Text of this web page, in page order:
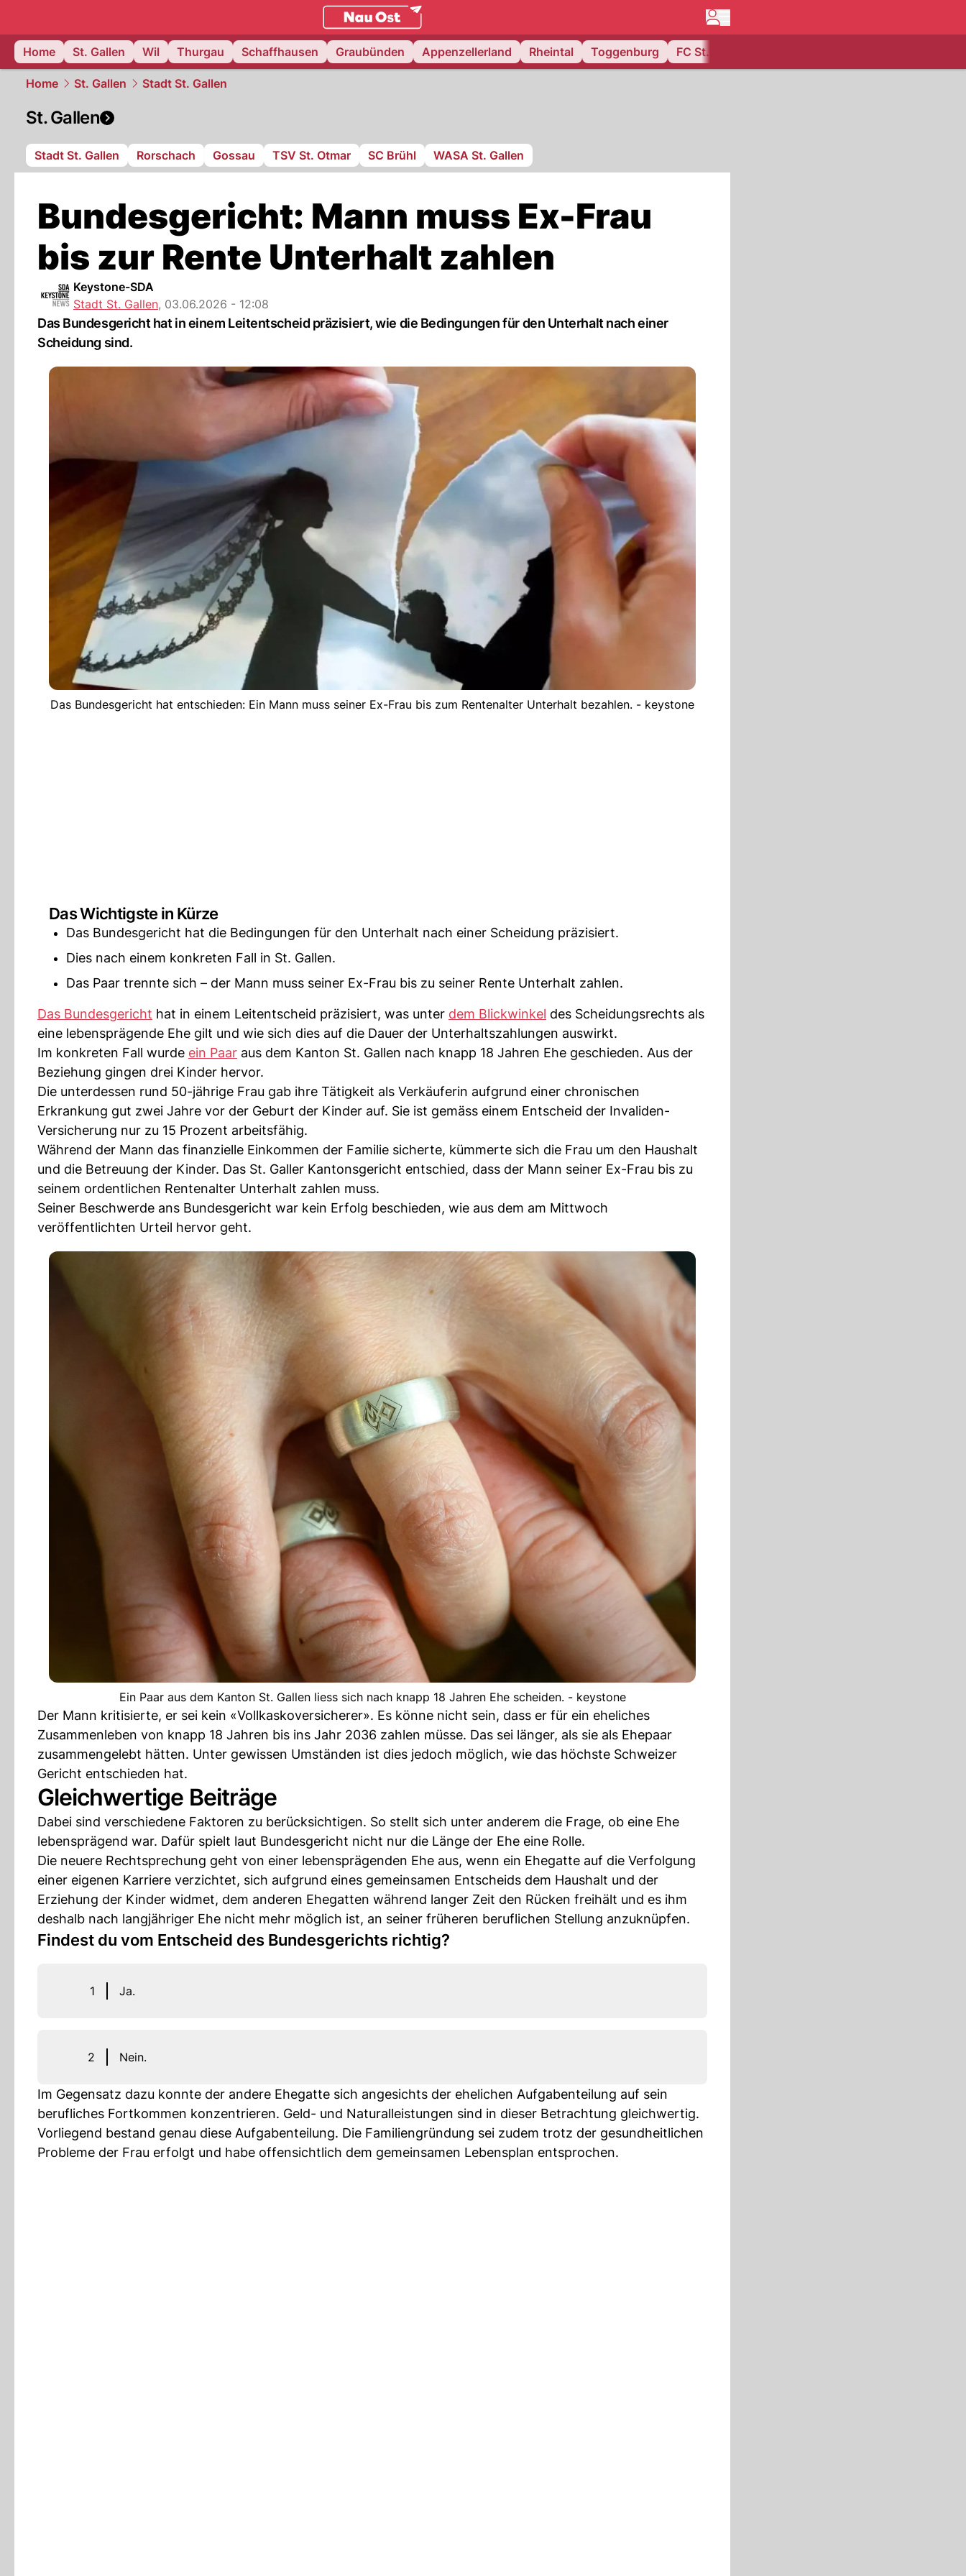
ostschweiz.NAU.ch
Home
St. Gallen Wil Thurgau Schaffhausen Graubünden Appenzellerland Rheintal Toggenburg FC St. Gallen
Home St. Gallen Stadt St. Gallen
St. Gallen
Stadt St. Gallen Rorschach Gossau TSV St. Otmar SC Brühl WASA St. Gallen
Bundesgericht: Mann muss Ex-Frau
bis zur Rente Unterhalt zahlen
Keystone-SDA
Stadt St. Gallen, 03.06.2026 - 12:08
Das Bundesgericht hat in einem Leitentscheid präzisiert, wie die Bedingungen für den Unterhalt nach einer
Scheidung sind.
Das Bundesgericht hat entschieden: Ein Mann muss seiner Ex-Frau bis zum Rentenalter Unterhalt bezahlen. - keystone
Das Wichtigste in Kürze
Das Bundesgericht hat die Bedingungen für den Unterhalt nach einer Scheidung präzisiert.
Dies nach einem konkreten Fall in St. Gallen.
Das Paar trennte sich – der Mann muss seiner Ex-Frau bis zu seiner Rente Unterhalt zahlen.
Das Bundesgericht hat in einem Leitentscheid präzisiert, was unter dem Blickwinkel des Scheidungsrechts als
eine lebensprägende Ehe gilt und wie sich dies auf die Dauer der Unterhaltszahlungen auswirkt.
Im konkreten Fall wurde ein Paar aus dem Kanton St. Gallen nach knapp 18 Jahren Ehe geschieden. Aus der
Beziehung gingen drei Kinder hervor.
Die unterdessen rund 50-jährige Frau gab ihre Tätigkeit als Verkäuferin aufgrund einer chronischen
Erkrankung gut zwei Jahre vor der Geburt der Kinder auf. Sie ist gemäss einem Entscheid der Invaliden-
Versicherung nur zu 15 Prozent arbeitsfähig.
Während der Mann das finanzielle Einkommen der Familie sicherte, kümmerte sich die Frau um den Haushalt
und die Betreuung der Kinder. Das St. Galler Kantonsgericht entschied, dass der Mann seiner Ex-Frau bis zu
seinem ordentlichen Rentenalter Unterhalt zahlen muss.
Seiner Beschwerde ans Bundesgericht war kein Erfolg beschieden, wie aus dem am Mittwoch
veröffentlichten Urteil hervor geht.
Ein Paar aus dem Kanton St. Gallen liess sich nach knapp 18 Jahren Ehe scheiden. - keystone
Der Mann kritisierte, er sei kein «Vollkaskoversicherer». Es könne nicht sein, dass er für ein eheliches
Zusammenleben von knapp 18 Jahren bis ins Jahr 2036 zahlen müsse. Das sei länger, als sie als Ehepaar
zusammengelebt hätten. Unter gewissen Umständen ist dies jedoch möglich, wie das höchste Schweizer
Gericht entschieden hat.
Gleichwertige Beiträge
Dabei sind verschiedene Faktoren zu berücksichtigen. So stellt sich unter anderem die Frage, ob eine Ehe
lebensprägend war. Dafür spielt laut Bundesgericht nicht nur die Länge der Ehe eine Rolle.
Die neuere Rechtsprechung geht von einer lebensprägenden Ehe aus, wenn ein Ehegatte auf die Verfolgung
einer eigenen Karriere verzichtet, sich aufgrund eines gemeinsamen Entscheids dem Haushalt und der
Erziehung der Kinder widmet, dem anderen Ehegatten während langer Zeit den Rücken freihält und es ihm
deshalb nach langjähriger Ehe nicht mehr möglich ist, an seiner früheren beruflichen Stellung anzuknüpfen.
Findest du vom Entscheid des Bundesgerichts richtig?
1 Ja.
2 Nein.
Im Gegensatz dazu konnte der andere Ehegatte sich angesichts der ehelichen Aufgabenteilung auf sein
berufliches Fortkommen konzentrieren. Geld- und Naturalleistungen sind in dieser Betrachtung gleichwertig.
Vorliegend bestand genau diese Aufgabenteilung. Die Familiengründung sei zudem trotz der gesundheitlichen
Probleme der Frau erfolgt und habe offensichtlich dem gemeinsamen Lebensplan entsprochen.